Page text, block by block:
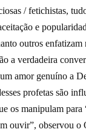
/ fetichistas,
e
outros enfatizam
a verdadeira
amor genuíno a
profetas são
os manipulam
ouvir”, observou o